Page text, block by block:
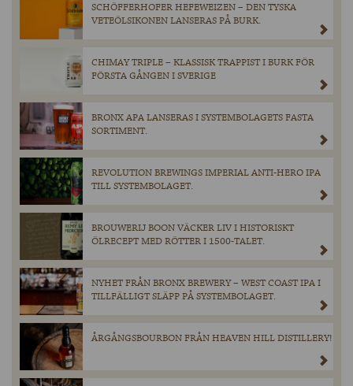
SCHÖFFERHOFER HEFEWEIZEN – DEN TYSKA
VETEÖLSIKONEN LANSERAS PÅ BURK.
CHIMAY TRIPLE – KLASSISK TRAPPIST I BURK FÖR
FÖRSTA GÅNGEN I SVERIGE
BRONX APA LANSERAS I SYSTEMBOLAGETS FASTA
SORTIMENT.
REVOLUTION BREWINGS IMPERIAL ANTI-HERO IPA
TILL SYSTEMBOLAGET.
BROUWERIJ BOON VÄCKER LIV I HISTORISKT
ÖLRECEPT MED RÖTTER I 1500-TALET.
NYHET FRÅN BRONX BREWERY – WEST COAST IPA I
TILLFÄLLIGT SLÄPP PÅ SYSTEMBOLAGET.
ÅRGÅNGSBOURBON FRÅN HEAVEN HILL DISTILLERY!